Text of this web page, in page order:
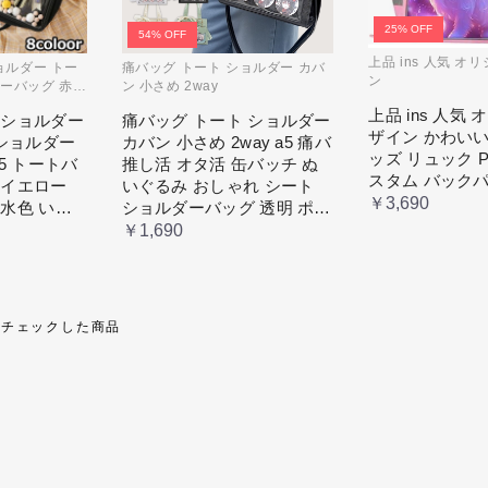
ルダー トー
バッグ 赤
ョルダー
ョルダー
トートバ
エロー
色 いた
54% OFF
痛バッグ トート ショルダー カバ
ン 小さめ 2way
痛バッグ トート ショルダー
カバン 小さめ 2way a5 痛バ
推し活 オタ活 缶バッチ ぬ
いぐるみ おしゃれ シート
ショルダーバッグ 透明 ポケ
ット クリア 大きめ レディ
￥1,690
25% OFF
上品 ins 人気 オリ
ン
上品 ins 人気
ザイン かわい
ッズ リュック
スタム バック
￥3,690
ェックした商品